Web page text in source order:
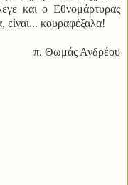
και ο Εθνομάρτυρας
είναι... κουραφέξαλα!